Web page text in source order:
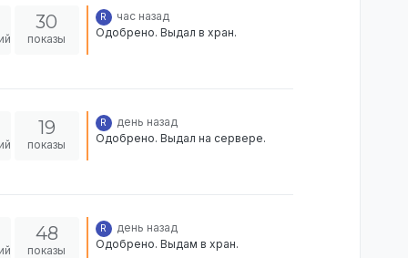
30
показы
R
час назад
Одобрено. Выдал в хран.
19
показы
R
день назад
Одобрено. Выдал на сервере.
48
показы
R
день назад
Одобрено. Выдам в хран.